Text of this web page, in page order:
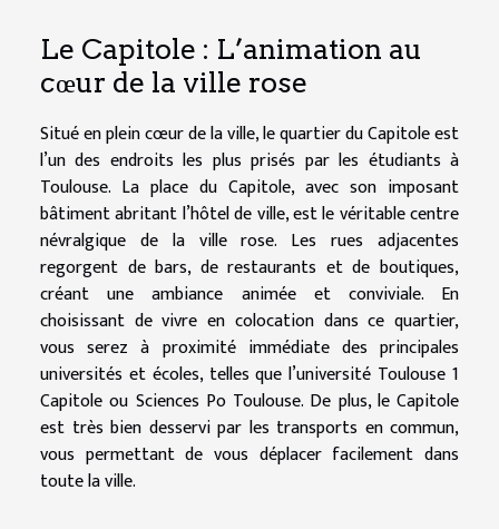
Le Capitole : L’animation au
cœur de la ville rose
Situé en plein cœur de la ville, le quartier du Capitole est
l’un des endroits les plus prisés par les étudiants à
Toulouse. La place du Capitole, avec son imposant
bâtiment abritant l’hôtel de ville, est le véritable centre
névralgique de la ville rose. Les rues adjacentes
regorgent de bars, de restaurants et de boutiques,
créant une ambiance animée et conviviale. En
choisissant de vivre en colocation dans ce quartier,
vous serez à proximité immédiate des principales
universités et écoles, telles que l’université Toulouse 1
Capitole ou Sciences Po Toulouse. De plus, le Capitole
est très bien desservi par les transports en commun,
vous permettant de vous déplacer facilement dans
toute la ville.